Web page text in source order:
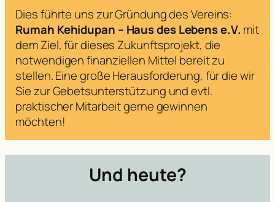
Dies führte uns zur Gründung des Vereins:
Rumah Kehidupan – Haus des Lebens e.V. mit
dem Ziel, für dieses Zukunftsprojekt, die
notwendigen finanziellen Mittel bereit zu
stellen. Eine große Herausforderung, für die wir
Sie zur Gebetsunterstützung und evtl.
praktischer Mitarbeit gerne gewinnen
möchten!
Und heute?